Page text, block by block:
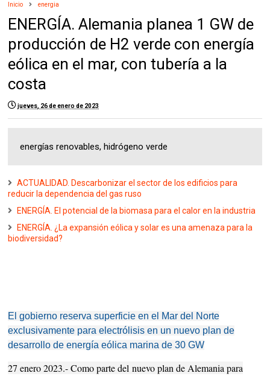
Inicio energia
ENERGÍA. Alemania planea 1 GW de
producción de H2 verde con energía
eólica en el mar, con tubería a la
costa
jueves, 26 de enero de 2023
energías renovables, hidrógeno verde
ACTUALIDAD. Descarbonizar el sector de los edificios para
reducir la dependencia del gas ruso
ENERGÍA. El potencial de la biomasa para el calor en la industria
ENERGÍA. ¿La expansión eólica y solar es una amenaza para la
biodiversidad?
El gobierno reserva superficie en el Mar del Norte
exclusivamente para electrólisis en un nuevo plan de
desarrollo de energía eólica marina de 30 GW
27 enero 2023.- Como parte delnuevo plan de Alemania para